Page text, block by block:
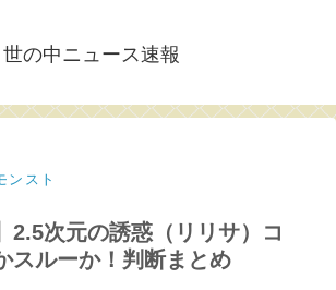
世の中ニュース速報
ンスト
2.5次元の誘惑（リリサ）コ
スルーか！判断まとめ